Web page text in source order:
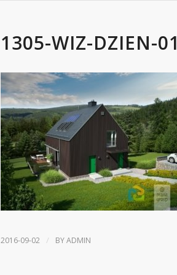
1305-WIZ-DZIEN-01
2016-09-02 / BYADMIN